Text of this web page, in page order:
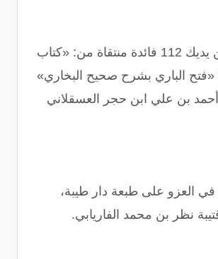
الحمدلله، بين يديك 112 فائدة منتقاة من: «كتاب
«فتح الباري بشرح صحيح البخاري»
بن علي ابن حجر العسقلاني
العزو على طبعة دار طيبة،
نظر بن محمد الفاريابي.